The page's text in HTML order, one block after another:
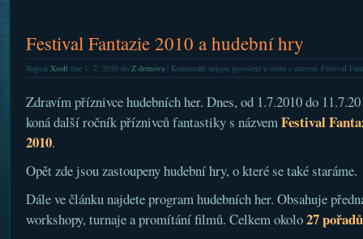
Festival Fantazie 2010 a hudební hry
Napsal Xsoftdne 1. 7. 2010 do Z domova| Komentáře nejsou povolenéu textu s názvem Festival
Zdravím příznivce hudebních her. Dnes, od 1.7.2010 do
koná další ročník příznivců fantastiky s názvemFestival
2010.
Opět zde jsou zastoupeny hudební hry, o které se také staráme.
Dále ve článku najdete program hudebních her. Obsahuje
workshopy, turnaje a promítání filmů. Celkem okolo27 pořadů